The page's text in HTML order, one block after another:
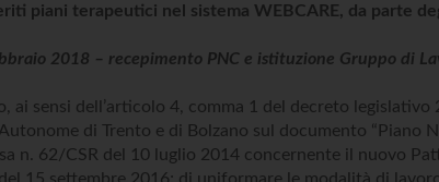
piani terapeutici nel sistema WEBCARE, da parte
2018 – recepimento PNC e istituzione Gruppo di
ai sensi dell’articolo 4, comma 1 del decreto
di Trento e di Bolzano sul documento “Piano
n. 62/CSR del 10 luglio 2014 concernente il nuovo